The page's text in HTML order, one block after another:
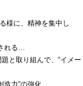
様に、精神を集中し
れる…
と取り組んで、”イメー
造力”の強化